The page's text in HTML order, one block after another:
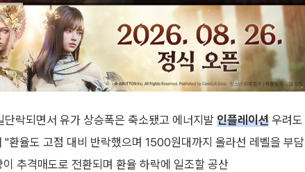
락되면서 유가 상승폭은 축소됐고 에너지발 인플레이션 우려도
환율도 고점 대비 반락했으며 1500원대까지 올라선 레벨을 부담
추격매도로 전환되며 환율 하락에 일조할 공산